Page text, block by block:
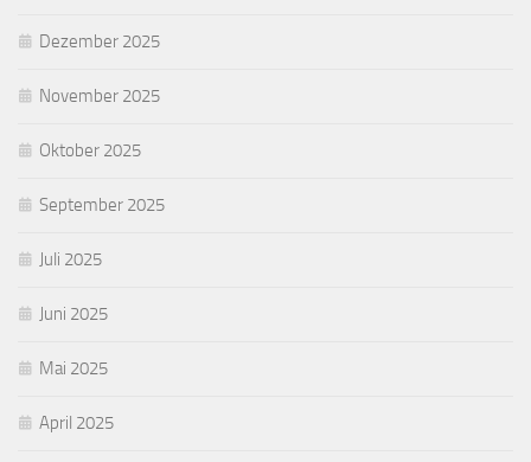
Dezember 2025
November 2025
Oktober 2025
September 2025
Juli 2025
Juni 2025
Mai 2025
April 2025